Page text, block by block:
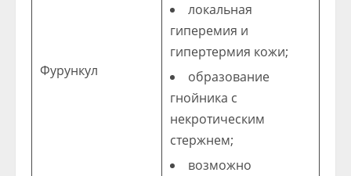
Фурункул
локальная
гиперемия и
гипертермия кожи;
образование
гнойника с
некротическим
стержнем;
возможно